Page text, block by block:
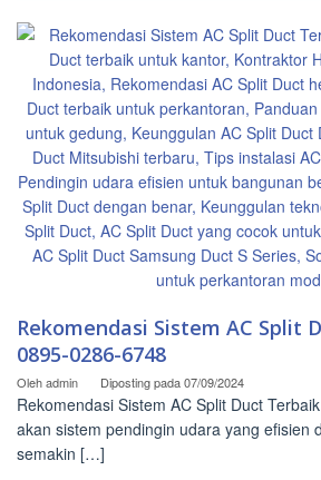
Rekomendasi Sistem AC Split
0895-0286-6748
Olehadmin Diposting pada07/09/2024
Rekomendasi Sistem AC Split Duct
akan sistem pendingin udara yang efisien
semakin […]